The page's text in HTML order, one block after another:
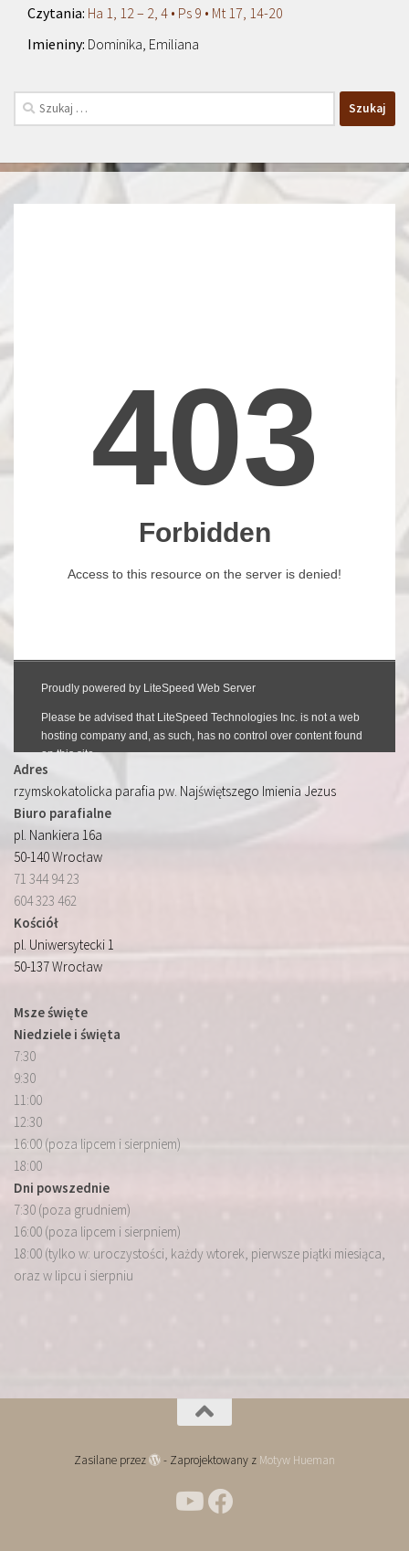
Ha 1, 12 – 2, 4 • Ps 9 • Mt 17, 14-20
Dominika, Emiliana
Szukaj:
Adres
rzymskokatolicka parafia pw. Najświętszego Imienia Jezus
Biuro parafialne
pl. Nankiera 16a
50-140 Wrocław
71 344 94 23
604 323 462
Kościół
pl. Uniwersytecki 1
50-137 Wrocław
Msze święte
Niedziele i święta
7:30
9:30
11:00
12:30
16:00 (poza lipcem i sierpniem)
18:00
Dni powszednie
7:30 (poza grudniem)
16:00 (poza lipcem i sierpniem)
18:00 (tylko w: uroczystości, każdy wtorek, pierwsze piątki miesiąca,
oraz w lipcu i sierpniu
Zasilane przez - Zaprojektowany z Motyw Hueman